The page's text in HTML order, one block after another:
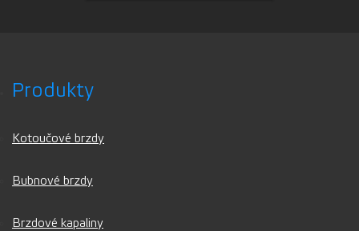
Produkty
Kotoučové brzdy
Bubnové brzdy
Brzdové kapaliny